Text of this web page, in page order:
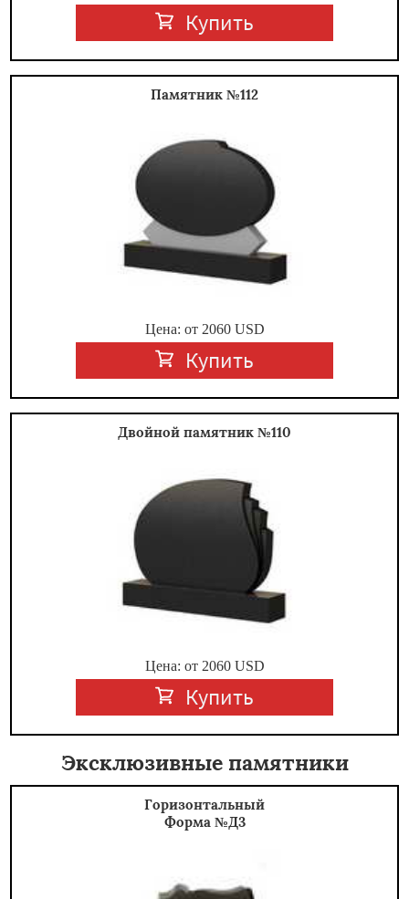
Купить
Памятник №112
Цена: от 2060USD
Купить
Двойной памятник №110
Цена: от 2060USD
Купить
Эксклюзивные памятники
Горизонтальный
Форма №Д3